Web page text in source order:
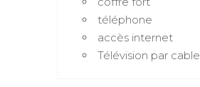
téléphone
accès internet
Télévision par cable